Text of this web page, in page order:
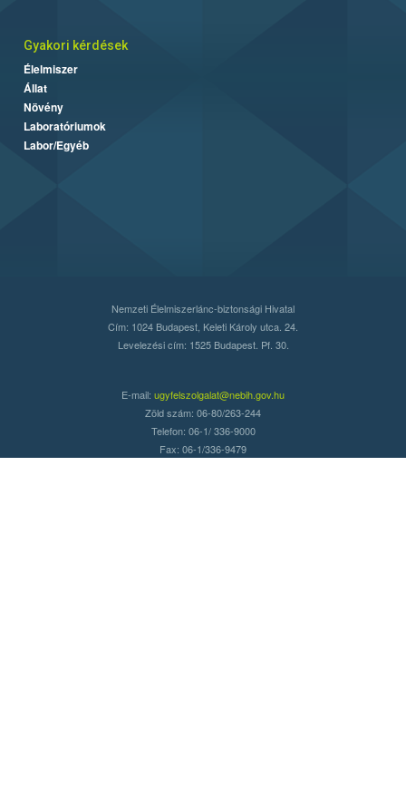
Gyakori kérdések
Élelmiszer
Állat
Növény
Laboratóriumok
Labor/Egyéb
Nemzeti Élelmiszerlánc-biztonsági Hivatal
Cím: 1024 Budapest, Keleti Károly utca. 24.
Levelezési cím: 1525 Budapest. Pf. 30.
E-mail: ugyfelszolgalat@nebih.gov.hu
Zöld szám: 06-80/263-244
Telefon: 06-1/ 336-9000
Fax: 06-1/336-9479